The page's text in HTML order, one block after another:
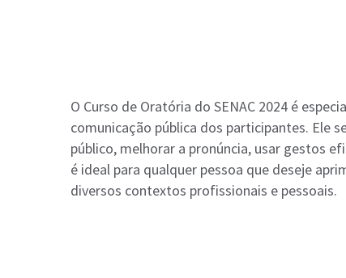
O Curso de Oratória do SENAC 2024 é
comunicação pública dos participantes. Ele
público, melhorar a pronúncia, usar gestos
é ideal para qualquer pessoa que deseje
diversos contextos profissionais e pessoais.